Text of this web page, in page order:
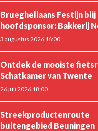
Bruegheliaans Festijn blij
hoofdsponsor: Bakkerij
3 augustus 2026 16:00
Ontdek de mooiste
Schatkamer van Twente
26 juli 2026 18:00
Streekproductenroute
buitengebied Beuningen